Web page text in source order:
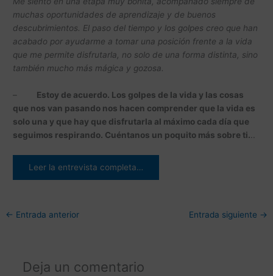
muchas oportunidades de aprendizaje y de buenos
descubrimientos. El paso del tiempo y los golpes creo que han
acabado por ayudarme a tomar una posición frente a la vida
que me permite disfrutarla, no solo de una forma distinta, sino
también mucho más mágica y gozosa.
– Estoy de acuerdo. Los golpes de la vida y las cosas
que nos van pasando nos hacen comprender que la vida es
solo una y que hay que disfrutarla al máximo cada día que
seguimos respirando. Cuéntanos un poquito más sobre ti...
Leer la entrevista completa…
← Entrada anterior Entrada siguiente →
Deja un comentario